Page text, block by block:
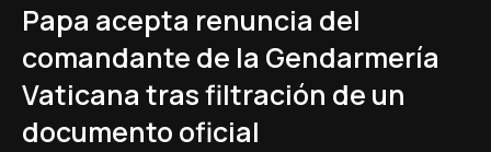
Papa acepta renuncia del
comandante de la Gendarmería
Vaticana tras filtración de un
documento oficial